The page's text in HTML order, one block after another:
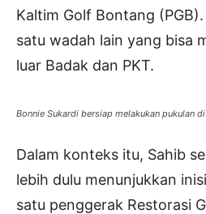
Kaltim Golf Bontang
satu wadah lain yang bisa
luar Badak dan PKT.
Bonnie Sukardi bersiap melakukan pukulan
Dalam konteks itu, Sahib
lebih dulu menunjukkan
satu penggerak Restorasi